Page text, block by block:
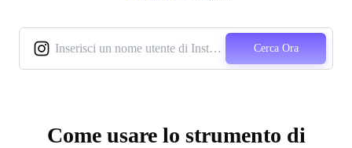
Cerca Ora
Come usare lo strumento di